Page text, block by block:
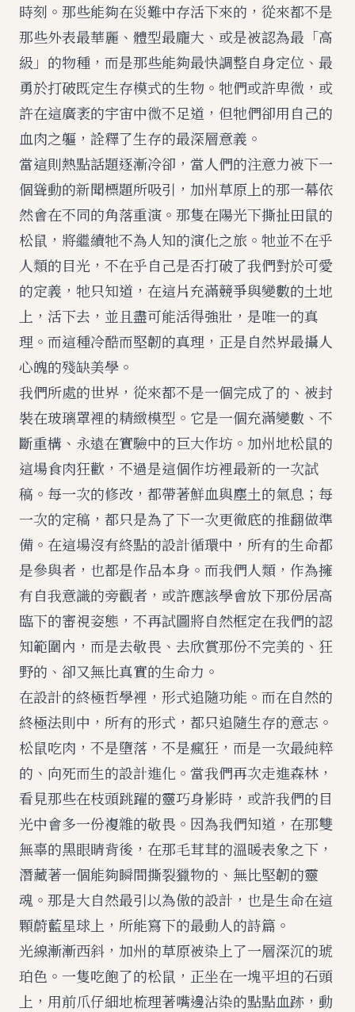
時刻。那些能夠在災難中存活下來的，從來都不是
那些外表最華麗、體型最龐大、或是被認為最「高
級」的物種，而是那些能夠最快調整自身定位、最
勇於打破既定生存模式的生物。牠們或許卑微，或
許在這廣袤的宇宙中微不足道，但牠們卻用自己的
血肉之軀，詮釋了生存的最深層意義。
當這則熱點話題逐漸冷卻，當人們的注意力被下一
個聳動的新聞標題所吸引，加州草原上的那一幕依
然會在不同的角落重演。那隻在陽光下撕扯田鼠的
松鼠，將繼續牠不為人知的演化之旅。牠並不在乎
人類的目光，不在乎自己是否打破了我們對於可愛
的定義，牠只知道，在這片充滿競爭與變數的土地
上，活下去，並且盡可能活得強壯，是唯一的真
理。而這種冷酷而堅韌的真理，正是自然界最攝人
心魄的殘缺美學。
我們所處的世界，從來都不是一個完成了的、被封
裝在玻璃罩裡的精緻模型。它是一個充滿變數、不
斷重構、永遠在實驗中的巨大作坊。加州地松鼠的
這場食肉狂歡，不過是這個作坊裡最新的一次試
稿。每一次的修改，都帶著鮮血與塵土的氣息；每
一次的定稿，都只是為了下一次更徹底的推翻做準
備。在這場沒有終點的設計循環中，所有的生命都
是參與者，也都是作品本身。而我們人類，作為擁
有自我意識的旁觀者，或許應該學會放下那份居高
臨下的審視姿態，不再試圖將自然框定在我們的認
知範圍內，而是去敬畏、去欣賞那份不完美的、狂
野的、卻又無比真實的生命力。
在設計的終極哲學裡，形式追隨功能。而在自然的
終極法則中，所有的形式，都只追隨生存的意志。
松鼠吃肉，不是墮落，不是瘋狂，而是一次最純粹
的、向死而生的設計進化。當我們再次走進森林，
看見那些在枝頭跳躍的靈巧身影時，或許我們的目
光中會多一份複雜的敬畏。因為我們知道，在那雙
無辜的黑眼睛背後，在那毛茸茸的溫暖表象之下，
潛藏著一個能夠瞬間撕裂獵物的、無比堅韌的靈
魂。那是大自然最引以為傲的設計，也是生命在這
顆蔚藍星球上，所能寫下的最動人的詩篇。
光線漸漸西斜，加州的草原被染上了一層深沉的琥
珀色。一隻吃飽了的松鼠，正坐在一塊平坦的石頭
上，用前爪仔細地梳理著嘴邊沾染的點點血跡，動